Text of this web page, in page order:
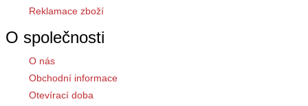
Reklamace zboží
O společnosti
O nás
Obchodní informace
Otevírací doba